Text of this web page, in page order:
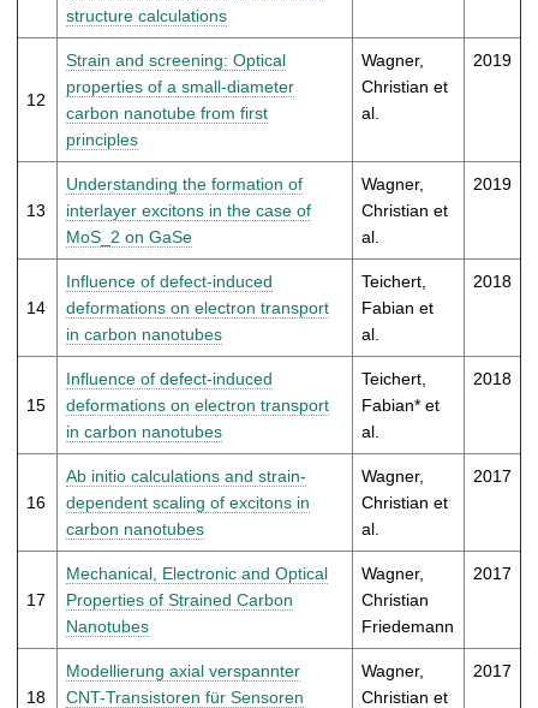
structure calculations
12
Strain and screening: Optical
properties of a small-diameter
carbon nanotube from first
principles
Wagner,
Christian et
al.
2019
13
Understanding the formation of
interlayer excitons in the case of
MoS_2 on GaSe
Wagner,
Christian et
al.
2019
14
Influence of defect-induced
deformations on electron transport
in carbon nanotubes
Teichert,
Fabian et
al.
2018
15
Influence of defect-induced
deformations on electron transport
in carbon nanotubes
Teichert,
Fabian* et
al.
2018
16
Ab initio calculations and strain-
dependent scaling of excitons in
carbon nanotubes
Wagner,
Christian et
al.
2017
17
Mechanical, Electronic and Optical
Properties of Strained Carbon
Nanotubes
Wagner,
Christian
Friedemann
2017
18
Modellierung axial verspannter
CNT-Transistoren für Sensoren
Wagner,
Christian et
2017